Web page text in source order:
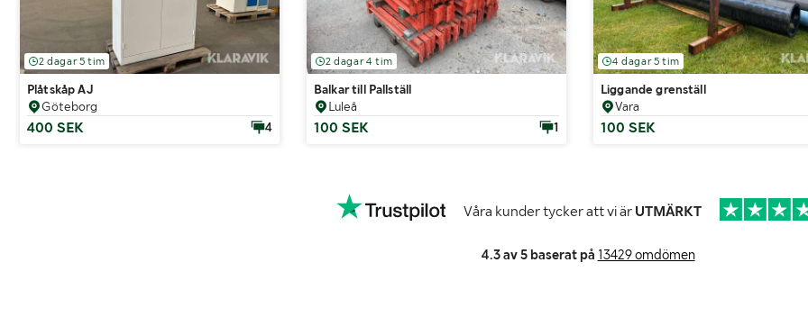
2 dagar 5 tim
Plåtskåp AJ
Göteborg
400 SEK 4
2 dagar 4 tim
Balkar till Pallställ
Luleå
100 SEK 1
4 dagar 5 tim
Liggande grenställ
Vara
100 SEK
Våra kunder tycker att vi är UTMÄRKT
4.3 av 5 baserat på 13429 omdömen